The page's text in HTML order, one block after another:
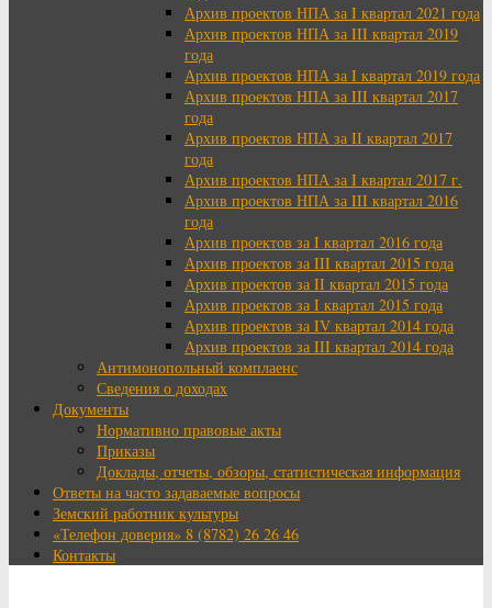
Архив проектов НПА за I квартал 2021 года
Архив проектов НПА за III квартал 2019
года
Архив проектов НПА за I квартал 2019 года
Архив проектов НПА за III квартал 2017
года
Архив проектов НПА за II квартал 2017
года
Архив проектов НПА за I квартал 2017 г.
Архив проектов НПА за III квартал 2016
года
Архив проектов за I квартал 2016 года
Архив проектов за III квартал 2015 года
Архив проектов за II квартал 2015 года
Архив проектов за I квартал 2015 года
Архив проектов за IV квартал 2014 года
Архив проектов за III квартал 2014 года
Антимонопольный комплаенс
Сведения о доходах
Документы
Нормативно правовые акты
Приказы
Доклады, отчеты, обзоры, статистическая информация
Ответы на часто задаваемые вопросы
Земский работник культуры
«Телефон доверия» 8 (8782) 26 26 46
Контакты